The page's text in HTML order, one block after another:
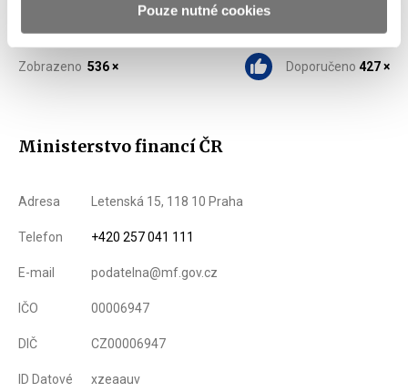
Pouze nutné cookies
Zobrazeno 536 × Doporučeno 427 ×
Ministerstvo financí ČR
Adresa Letenská 15, 118 10 Praha
Telefon +420 257 041 111
E-mail podatelna@mf.gov.cz
IČO 00006947
DIČ CZ00006947
ID Datové
xzeaauv